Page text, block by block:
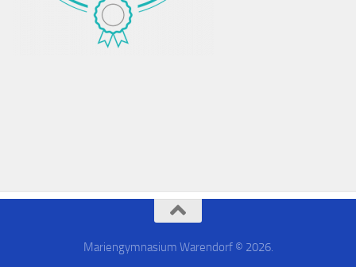
Mariengymnasium Warendorf © 2026.